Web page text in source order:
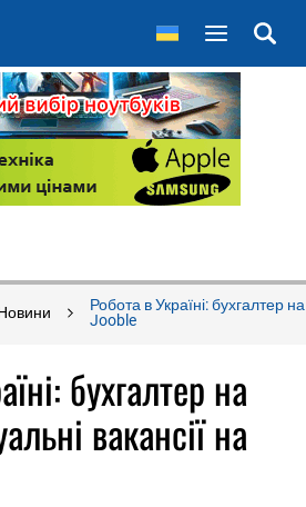
Робота в Україні: бухгалтер
Jooble
бухгалтер на
вакансії на